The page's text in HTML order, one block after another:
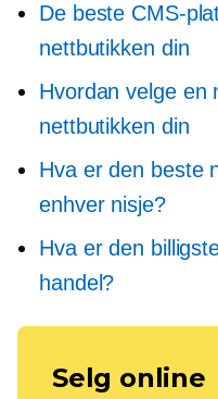
De beste CMS-
nettbutikken din
Hvordan velge en
nettbutikken din
Hva er den beste
enhver nisje?
Hva er den
handel?
Selg online